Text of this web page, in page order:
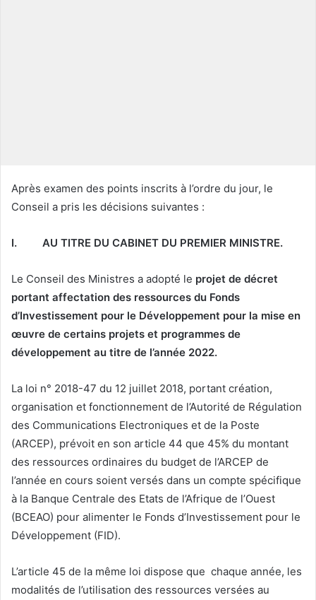
e
l
Après examen des points inscrits à l’ordre du jour, le
Conseil a pris les décisions suivantes :
I. AU TITRE DU CABINET DU PREMIER MINISTRE.
Le Conseil des Ministres a adopté le projet de décret
portant affectation des ressources du Fonds
d’Investissement pour le Développement pour la mise en
œuvre de certains projets et programmes de
développement au titre de l’année 2022.
La loi n° 2018-47 du 12 juillet 2018, portant création,
organisation et fonctionnement de l’Autorité de Régulation
des Communications Electroniques et de la Poste
(ARCEP), prévoit en son article 44 que 45% du montant
des ressources ordinaires du budget de l’ARCEP de
l’année en cours soient versés dans un compte spécifique
à la Banque Centrale des Etats de l’Afrique de l’Ouest
(BCEAO) pour alimenter le Fonds d’Investissement pour le
Développement (FID).
L’article 45 de la même loi dispose que chaque année, les
modalités de l’utilisation des ressources versées au